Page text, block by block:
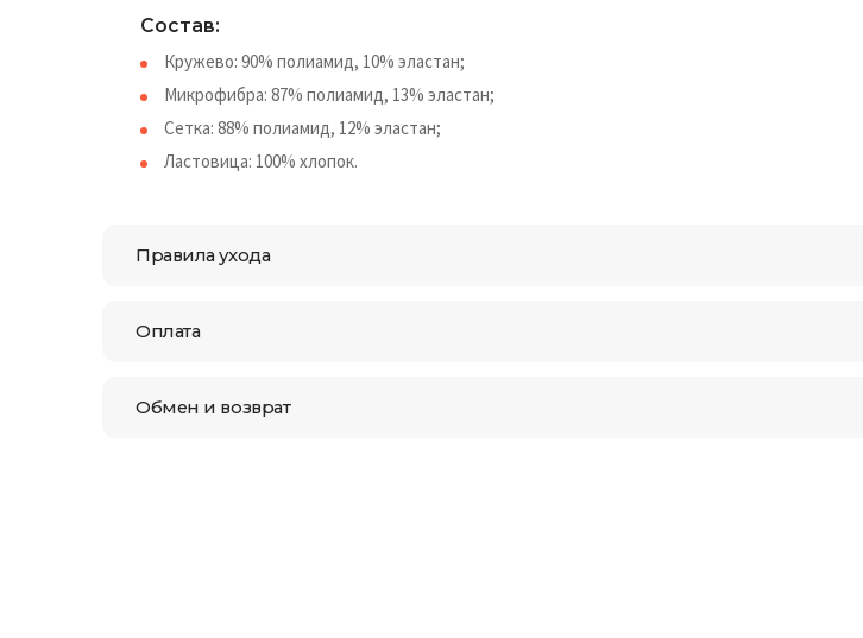
Состав:
Кружево: 90% полиамид, 10% эластан;
Микрофибра: 87% полиамид, 13% эластан;
Сетка: 88% полиамид, 12% эластан;
Ластовица: 100% хлопок.
Правила ухода
Оплата
Обмен и возврат